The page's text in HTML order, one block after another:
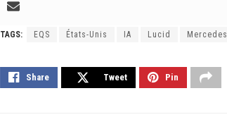
TAGS: EQS États-Unis IA Lucid Mercedes
Share Tweet Pin